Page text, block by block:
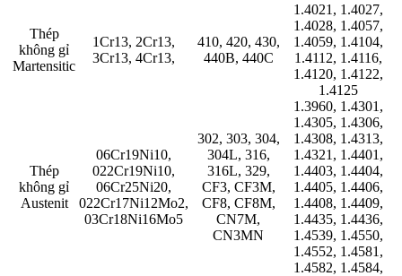
Thép
không gỉ
Martensitic
1Cr13, 2Cr13,
3Cr13, 4Cr13,
410, 420, 430,
440B, 440C
1.4021, 1.4027,
1.4028, 1.4057,
1.4059, 1.4104,
1.4112, 1.4116,
1.4120, 1.4122,
1.4125
Thép
không gỉ
Austenit
06Cr19Ni10,
022Cr19Ni10,
06Cr25Ni20,
022Cr17Ni12Mo2,
03Cr18Ni16Mo5
302, 303, 304,
304L, 316,
316L, 329,
CF3, CF3M,
CF8, CF8M,
CN7M,
CN3MN
1.3960, 1.4301,
1.4305, 1.4306,
1.4308, 1.4313,
1.4321, 1.4401,
1.4403, 1.4404,
1.4405, 1.4406,
1.4408, 1.4409,
1.4435, 1.4436,
1.4539, 1.4550,
1.4552, 1.4581,
1.4582, 1.4584,